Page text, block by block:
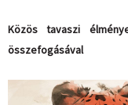
Közös tavaszi
összefogásával